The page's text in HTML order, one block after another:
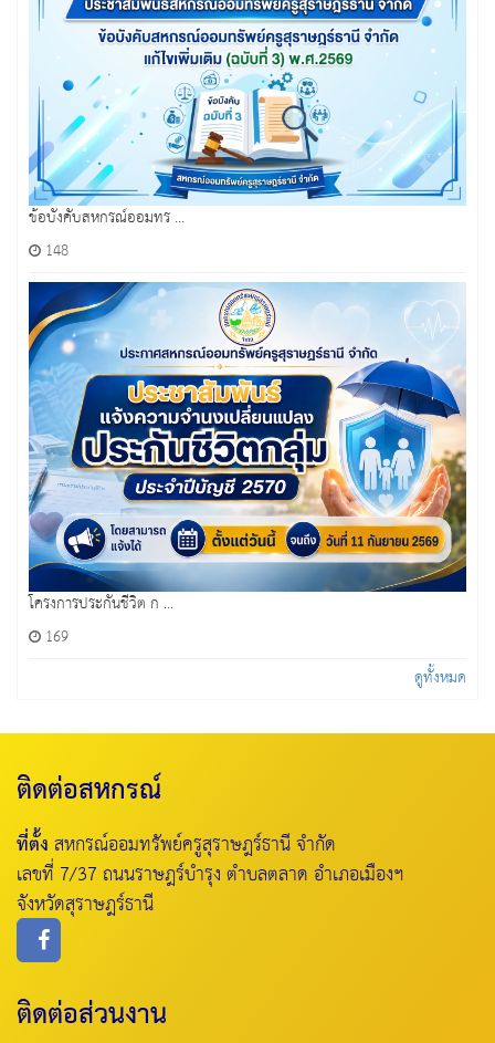
ข้อบังคับสหกรณ์ออมทร ...
148
โครงการประกันชีวิต ก ...
169
ดูทั้งหมด
ติดต่อสหกรณ์
ที่ตั้งสหกรณ์ออมทรัพย์ครูสุราษฎร์ธานี จำกัด
เลขที่ 7/37 ถนนราษฎร์บำรุง ตำบลตลาด อำเภอเมืองฯ
จังหวัดสุราษฎร์ธานี
ติดต่อส่วนงาน